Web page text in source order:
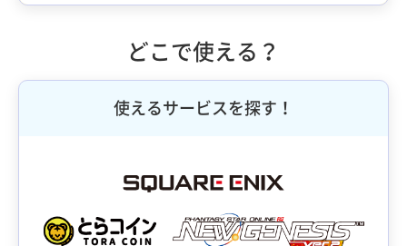
どこで使える？
使えるサービスを探す！